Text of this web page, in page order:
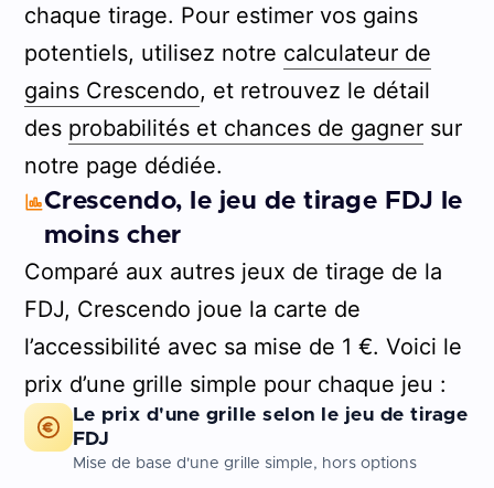
chaque tirage. Pour estimer vos gains
potentiels, utilisez notre calculateur de
gains Crescendo, et retrouvez le détail
des probabilités et chances de gagnersur
notre page dédiée.
Crescendo, le jeu de tirage FDJ le
moins cher
Comparé aux autres jeux de tirage de la
FDJ, Crescendo joue la carte de
l’accessibilité avec sa mise de 1 €. Voici le
prix d’une grille simple pour chaque jeu :
Le prix d'une grille selon le jeu de tirage
FDJ
Mise de base d'une grille simple, hors options